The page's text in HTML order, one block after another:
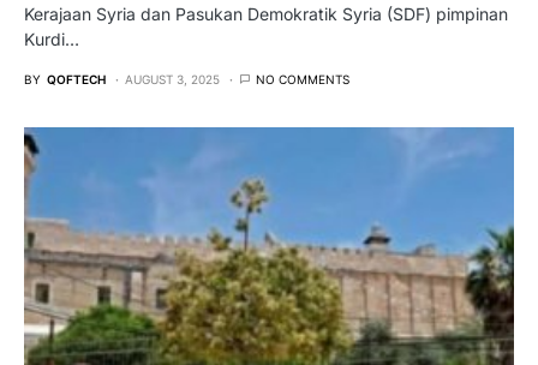
Kerajaan Syria dan Pasukan Demokratik Syria (SDF) pimpinan
Kurdi…
BY QOFTECH AUGUST 3, 2025 NO COMMENTS